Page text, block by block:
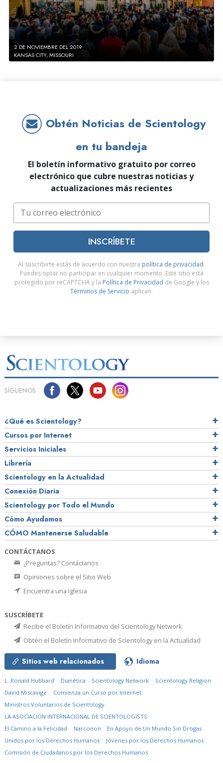
2 DE NOVIEMBRE DEL 2019
KANSAS CITY, MISSOURI
Obtén Noticias de Scientology
en tu bandeja
El boletín informativo gratuito por correo
electrónico que cubre nuestras noticias y
actualizaciones más recientes
INSCRÍBETE
Al suscribirte estás de acuerdo con nuestra política de privacidad.
Puedes optar no participar en cualquier momento. Este sitio está
protegido por reCAPTCHA y la Política de Privacidad de Google y los
Términos de Servicio aplican.
SÍGUENOS
¿Qué es Scientology?
Cursos por Internet
Servicios Iniciales
Librería
Scientology en la Actualidad
Conexión Diaria
Scientology por Todo el Mundo
Cómo Ayudamos
CÓMO Mantenerse Saludable
CONTÁCTANOS
¿Preguntas? Contáctanos
Opiniones sobre el Sitio Web
Encuentra una Iglesia
SUSCRÍBETE
Recibe el Boletín Informativo del Scientology Network
Obtén el Boletín Informativo de Scientology en la Actualidad
Sitios web relacionados Idioma
L. Ronald Hubbard Dianética Scientology Network
Scientology Religion
David Miscavige
Comienza un Curso por Internet
Ministros Voluntarios de Scientology
LA ASOCIACIÓN INTERNACIONAL DE SCIENTOLOGISTS
El Camino a la Felicidad
Narconon
En Apoyo de Un Mundo Sin Drogas
Unidos por los Derechos Humanos
Jóvenes por los Derechos Humanos
Comisión de Ciudadanos por los Derechos Humanos